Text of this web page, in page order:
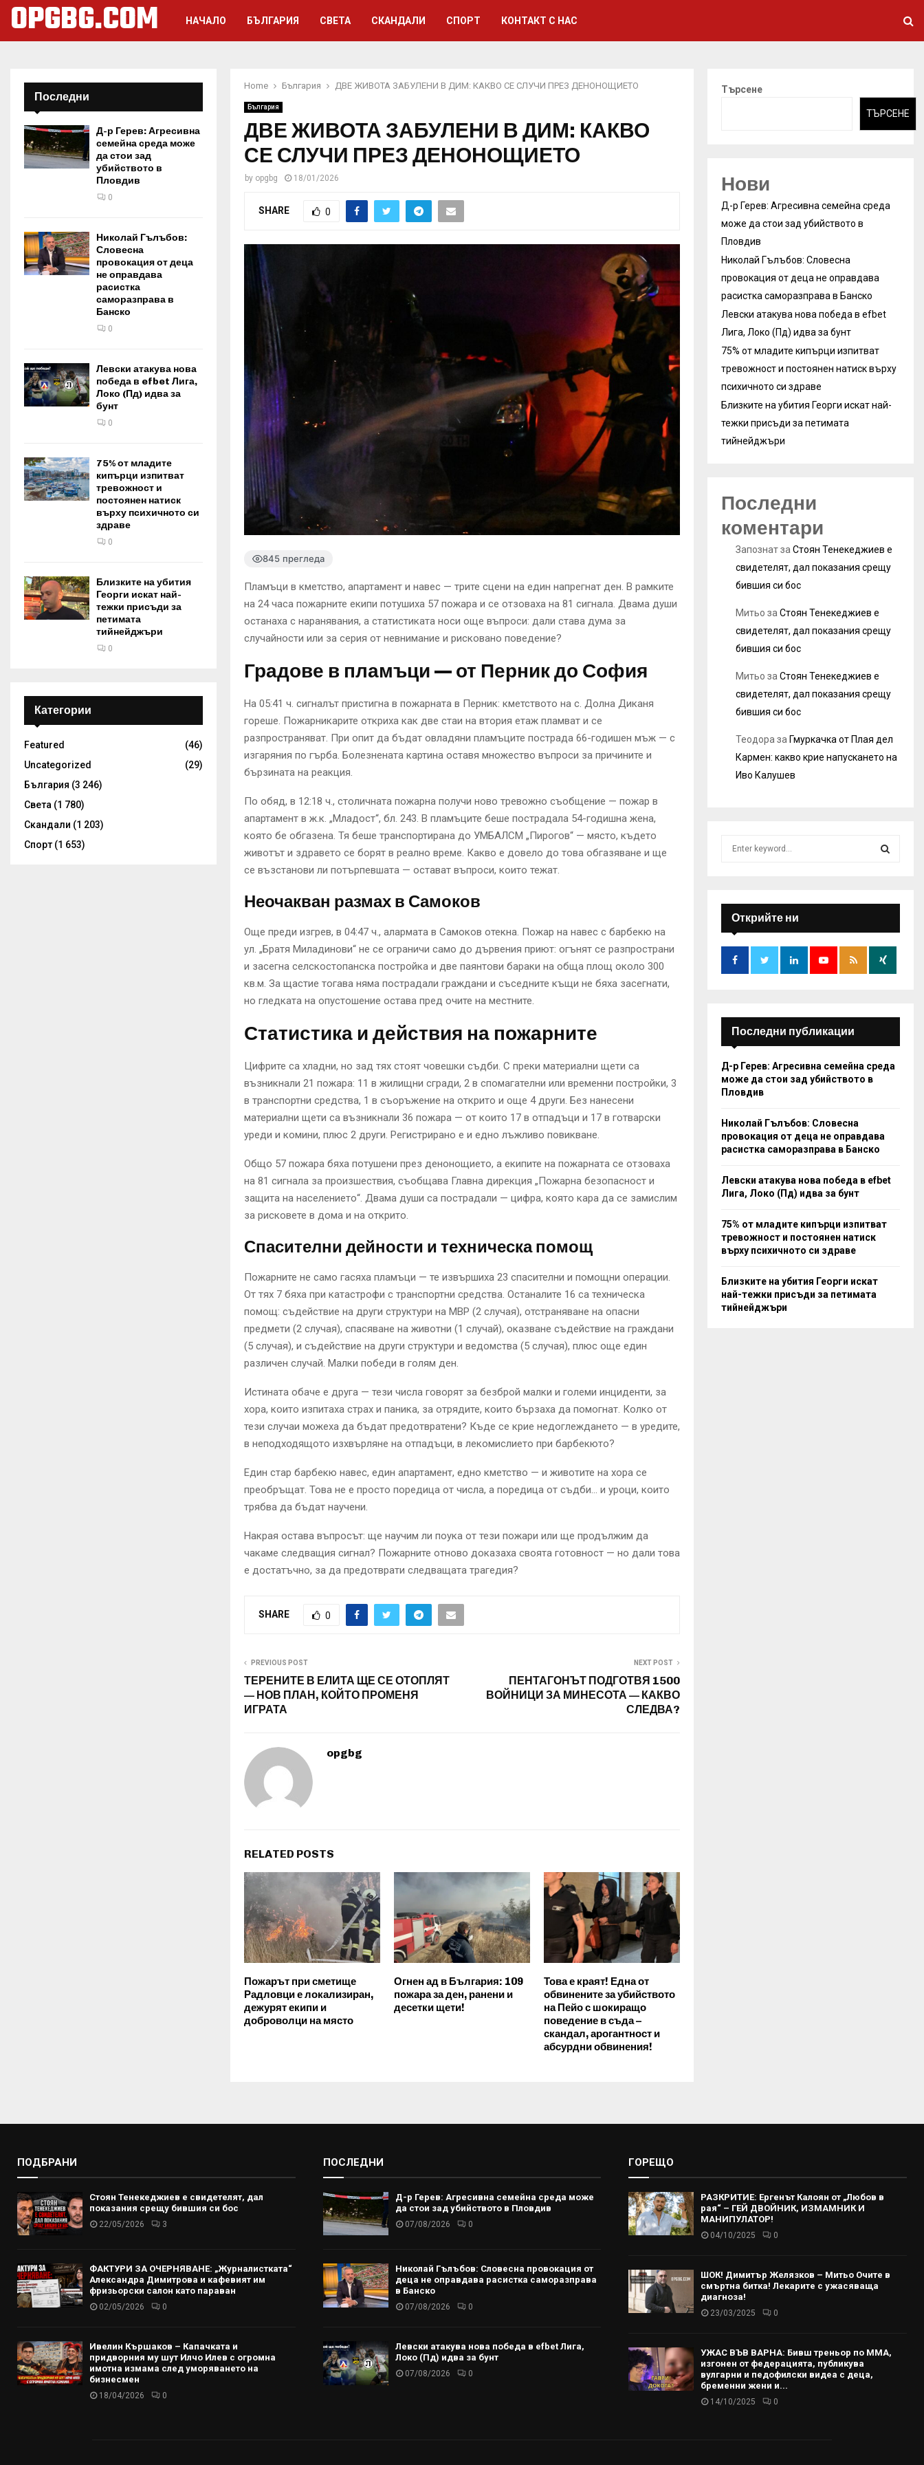
OPGBG.COM НАЧАЛО БЪЛГАРИЯ СВЕТА СКАНДАЛИ СПОРТ КОНТАКТ С НАС
Home България ДВЕ ЖИВОТА ЗАБУЛЕНИ В ДИМ: КАКВО СЕ СЛУЧИ ПРЕЗ ДЕНОНОЩИЕТО
България
ДВЕ ЖИВОТА ЗАБУЛЕНИ В ДИМ: КАКВО
СЕ СЛУЧИ ПРЕЗ ДЕНОНОЩИЕТО
by opgbg 18/01/2026
SHARE 0
845 прегледа
Пламъци в кметство, апартамент и навес — трите сцени на един напрегнат ден. В рамките
на 24 часа пожарните екипи потушиха 57 пожара и се отзоваха на 81 сигнала. Двама души
останаха с наранявания, а статистиката носи още въпроси: дали става дума за
случайности или за серия от невнимание и рисковано поведение?
Градове в пламъци — от Перник до София
На 05:41 ч. сигналът пристигна в пожарната в Перник: кметството на с. Долна Диканя
гореше. Пожарникарите откриха как две стаи на втория етаж пламват и се
разпространяват. При опит да бъдат овладяни пламъците пострада 66-годишен мъж — с
изгаряния по гърба. Болезнената картина оставя множество въпроси за причините и
бързината на реакция.
По обяд, в 12:18 ч., столичната пожарна получи ново тревожно съобщение — пожар в
апартамент в ж.к. „Младост“, бл. 243. В пламъците беше пострадала 54-годишна жена,
която бе обгазена. Тя беше транспортирана до УМБАЛСМ „Пирогов“ — място, където
животът и здравето се борят в реално време. Какво е довело до това обгазяване и ще
се възстанови ли потърпевшата — остават въпроси, които тежат.
Неочакван размах в Самоков
Още преди изгрев, в 04:47 ч., алармата в Самоков отекна. Пожар на навес с барбекю на
ул. „Братя Миладинови“ не се ограничи само до дървения приют: огънят се разпространи
и засегна селскостопанска постройка и две паянтови бараки на обща площ около 300
кв.м. За щастие тогава няма пострадали граждани и съседните къщи не бяха засегнати,
но гледката на опустошение остава пред очите на местните.
Статистика и действия на пожарните
Цифрите са хладни, но зад тях стоят човешки съдби. С преки материални щети са
възникнали 21 пожара: 11 в жилищни сгради, 2 в спомагателни или временни постройки, 3
в транспортни средства, 1 в съоръжение на открито и още 4 други. Без нанесени
материални щети са възникнали 36 пожара — от които 17 в отпадъци и 17 в готварски
уреди и комини, плюс 2 други. Регистрирано е и едно лъжливо повикване.
Общо 57 пожара бяха потушени през денонощието, а екипите на пожарната се отзоваха
на 81 сигнала за произшествия, съобщава Главна дирекция „Пожарна безопасност и
защита на населението“. Двама души са пострадали — цифра, която кара да се замислим
за рисковете в дома и на открито.
Спасителни дейности и техническа помощ
Пожарните не само гасяха пламъци — те извършиха 23 спасителни и помощни операции.
От тях 7 бяха при катастрофи с транспортни средства. Останалите 16 са техническа
помощ: съдействие на други структури на МВР (2 случая), отстраняване на опасни
предмети (2 случая), спасяване на животни (1 случай), оказване съдействие на граждани
(5 случая), и съдействие на други структури и ведомства (5 случая), плюс още един
различен случай. Малки победи в голям ден.
Истината обаче е друга — тези числа говорят за безброй малки и големи инциденти, за
хора, които изпитаха страх и паника, за отрядите, които бързаха да помогнат. Колко от
тези случаи можеха да бъдат предотвратени? Къде се крие недоглеждането — в уредите,
в неподходящото изхвърляне на отпадъци, в лекомислието при барбекюто?
Един стар барбекю навес, един апартамент, едно кметство — и животите на хора се
преобръщат. Това не е просто поредица от числа, а поредица от съдби… и уроци, които
трябва да бъдат научени.
Накрая остава въпросът: ще научим ли поука от тези пожари или ще продължим да
чакаме следващия сигнал? Пожарните отново доказаха своята готовност — но дали това
е достатъчно, за да предотврати следващата трагедия?
SHARE 0
PREVIOUS POST
ТЕРЕНИТЕ В ЕЛИТА ЩЕ СЕ ОТОПЛЯТ
— НОВ ПЛАН, КОЙТО ПРОМЕНЯ
ИГРАТА
NEXT POST
ПЕНТАГОНЪТ ПОДГОТВЯ 1500
ВОЙНИЦИ ЗА МИНЕСОТА — КАКВО
СЛЕДВА?
opgbg
RELATED POSTS
Пожарът при сметище
Радловци е локализиран,
дежурят екипи и
доброволци на място
Огнен ад в България: 109
пожара за ден, ранени и
десетки щети!
Това е краят! Една от
обвинените за убийството
на Пейо с шокиращо
поведение в съда –
скандал, арогантност и
абсурдни обвинения!
Последни
Д-р Герев: Агресивна
семейна среда може
да стои зад
убийството в
Пловдив
0
Николай Гълъбов:
Словесна
провокация от деца
не оправдава
расистка
саморазправа в
Банско
0
Левски атакува нова
победа в efbet Лига,
Локо (Пд) идва за
бунт
0
75% от младите
кипърци изпитват
тревожност и
постоянен натиск
върху психичното си
здраве
0
Близките на убития
Георги искат най-
тежки присъди за
петимата
тийнейджъри
0
Категории
Featured
(46)
Uncategorized
(29)
България (3 246)
Света (1 780)
Скандали (1 203)
Спорт (1 653)
Търсене
ТЪРСЕНЕ
Нови
Д-р Герев: Агресивна семейна среда
може да стои зад убийството в
Пловдив
Николай Гълъбов: Словесна
провокация от деца не оправдава
расистка саморазправа в Банско
Левски атакува нова победа в efbet
Лига, Локо (Пд) идва за бунт
75% от младите кипърци изпитват
тревожност и постоянен натиск върху
психичното си здраве
Близките на убития Георги искат най-
тежки присъди за петимата
тийнейджъри
Последни
коментари
Запознатза Стоян Тенекеджиев е
свидетелят, дал показания срещу
бившия си бос
Митьо за Стоян Тенекеджиев е
свидетелят, дал показания срещу
бившия си бос
Митьо за Стоян Тенекеджиев е
свидетелят, дал показания срещу
бившия си бос
Теодора за Гмуркачка от Плая дел
Кармен: какво крие напускането на
Иво Калушев
:
E
A
R
Открийте ни
Последни публикации
Д-р Герев: Агресивна семейна среда
може да стои зад убийството в
Пловдив
Николай Гълъбов: Словесна
провокация от деца не оправдава
расистка саморазправа в Банско
Левски атакува нова победа в efbet
Лига, Локо (Пд) идва за бунт
75% от младите кипърци изпитват
тревожност и постоянен натиск
върху психичното си здраве
Близките на убития Георги искат
най-тежки присъди за петимата
тийнейджъри
ПОДБРАНИ
Стоян Тенекеджиев е свидетелят, дал
показания срещу бившия си бос
22/05/2026 3
ФАКТУРИ ЗА ОЧЕРНЯВАНЕ: „Журналистката“
Александра Димитрова и кафевият им
фризьорски салон като параван
02/05/2026 0
Ивелин Кършаков – Капачката и
придворния му шут Илчо Илев с огромна
имотна измама след уморяването на
бизнесмен
18/04/2026 0
ПОСЛЕДНИ
Д-р Герев: Агресивна семейна среда може
да стои зад убийството в Пловдив
07/08/2026 0
Николай Гълъбов: Словесна провокация от
деца не оправдава расистка саморазправа
в Банско
07/08/2026 0
Левски атакува нова победа в efbet Лига,
Локо (Пд) идва за бунт
07/08/2026 0
ГОРЕЩО
РАЗКРИТИЕ: Ергенът Калоян от „Любов в
рая“ – ГЕЙ ДВОЙНИК, ИЗМАМНИК И
МАНИПУЛАТОР!
04/10/2025 0
ШОК! Димитър Желязков – Митьо Очите в
смъртна битка! Лекарите с ужасяваща
диагноза!
23/03/2025 0
УЖАС ВЪВ ВАРНА: Бивш треньор по ММА,
изгонен от федерацията, публикува
вулгарни и педофилски видеа с деца,
бременни жени и...
14/10/2025 0